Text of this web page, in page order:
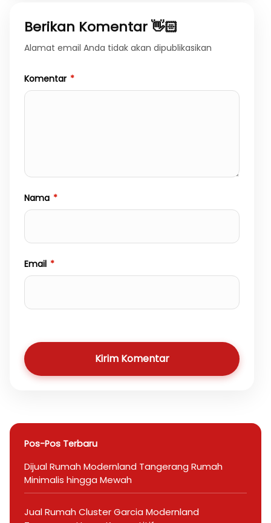
Berikan Komentar 👋🏻
Alamat email Anda tidak akan dipublikasikan
Komentar *
Nama *
Email *
Kirim Komentar
Pos-Pos Terbaru
Dijual Rumah Modernland Tangerang Rumah
Minimalis hingga Mewah
Jual Rumah Cluster Garcia Modernland